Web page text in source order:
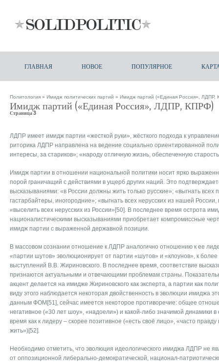
ГЛАВНАЯ НОВОЕ ПОПУЛЯРНОЕ
Политология » Имидж политических партий » Имидж партий («Единая Россия», ЛДПР,
Имидж партий («Единая Россия», ЛДПР, КПРФ)
Страница 3
ЛДПР имеет имидж партии «жесткой руки», жёсткого подхода к
риторика ЛДПР направлена на ведение социально ориентированной
интересы, за стариков»; «народу отличную жизнь, обеспеченную
Имидж партии в отношении национальной политики носит ярко
порой граничащий с действиями в ущерб других наций. Это
высказываниями: «в России должны жить только русские»; «выгнать всех
гастарбайтеры, иногородние»; «выгнать всех нерусских из нашей
«выселить всех нерусских из России»[50]. В последнее время острота
националистическими высказываниями приобретает компромиссные
имидж партии с выраженной державной позиции.
В массовом сознании отношение к ЛДПР аналогично отношению к ее
«партии шутов» эволюционирует от партии «шутов» и «клоунов», к
выступлений В.В. Жириновского. В последнее время, соответствие
признаются актуальными и отвечающими проблемам страны.
акцент делается на имидже Жириновского как эксперта, а партии как
виду этого наблюдается некоторая двойственность в эволюции имиджа
данным ФОМ[51], сейчас имеется некоторое противоречие: общее
негативное («30 лет шоу», «надоели») и какой-либо значимой динамики
время как к лидеру – скорее позитивное («есть своё лицо», «часто правду
жить»)[52].
Необходимо отметить, что эволюция идеологического имиджа ЛДПР не
от оппозиционной либерально-демократической, национал-